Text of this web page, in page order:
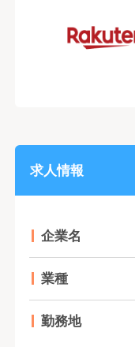
求人情報
企業名
業種
勤務地